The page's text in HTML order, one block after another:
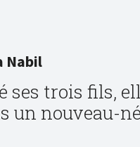
Nabil
ses trois fils,
un nouveau-